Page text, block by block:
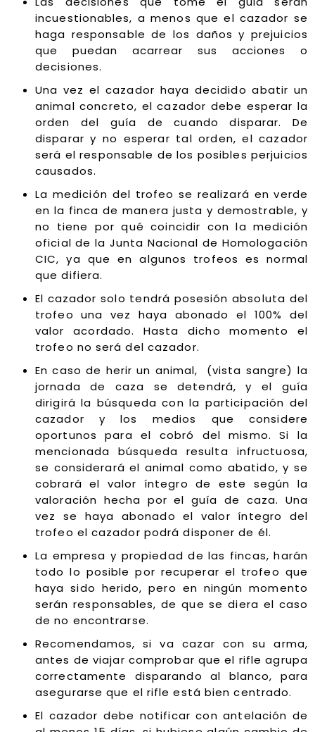
incuestionables, a menos que el cazador se
haga responsable de los daños y prejuicios
que puedan acarrear sus acciones o
decisiones.
Una vez el cazador haya decidido abatir un
animal concreto, el cazador debe esperar la
orden del guía de cuando disparar. De
disparar y no esperar tal orden, el cazador
será el responsable de los posibles perjuicios
causados.
La medición del trofeo se realizará en verde
en la finca de manera justa y demostrable, y
no tiene por qué coincidir con la medición
oficial de la Junta Nacional de Homologación
CIC, ya que en algunos trofeos es normal
que difiera.
El cazador solo tendrá posesión absoluta del
trofeo una vez haya abonado el 100% del
valor acordado. Hasta dicho momento el
trofeo no será del cazador.
En caso de herir un animal, (vista sangre) la
jornada de caza se detendrá, y el guía
dirigirá la búsqueda con la participación del
cazador y los medios que considere
oportunos para el cobró del mismo. Si la
mencionada búsqueda resulta infructuosa,
se considerará el animal como abatido, y se
cobrará el valor íntegro de este según la
valoración hecha por el guía de caza. Una
vez se haya abonado el valor íntegro del
trofeo el cazador podrá disponer de él.
La empresa y propiedad de las fincas, harán
todo lo posible por recuperar el trofeo que
haya sido herido, pero en ningún momento
serán responsables, de que se diera el caso
de no encontrarse.
Recomendamos, si va cazar con su arma,
antes de viajar comprobar que el rifle agrupa
correctamente disparando al blanco, para
asegurarse que el rifle está bien centrado.
El cazador debe notificar con antelación de